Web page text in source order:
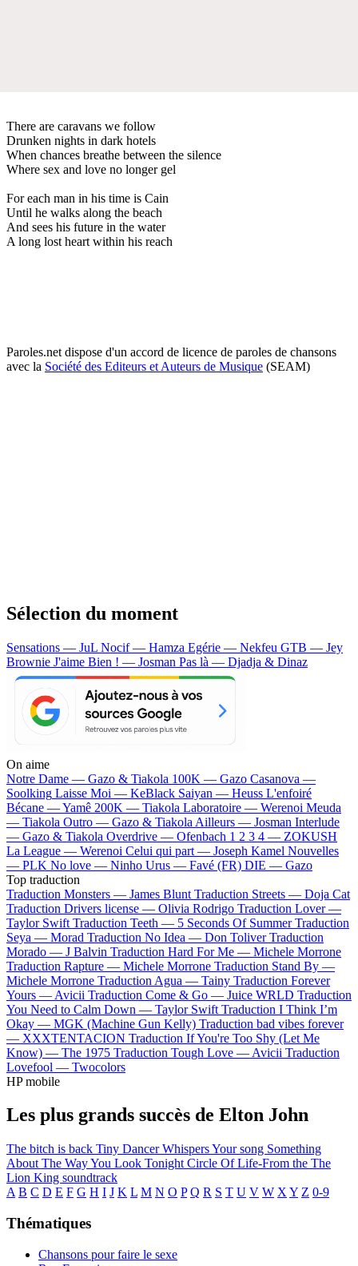
There are caravans we follow
Drunken nights in dark hotels
When chances breathe between the silence
Where sex and love no longer gel
For each man in his time is Cain
Until he walks along the beach
And sees his future in the water
A long lost heart within his reach
Paroles.net dispose d'un accord de licence de paroles de chansons
avec la Société des Editeurs et Auteurs de Musique (SEAM)
Sélection du moment
Sensations — JuL Nocif — Hamza Egérie — Nekfeu GTB — Jey
Brownie J'aime Bien ! — Josman Pas là — Djadja & Dinaz
On aime
Notre Dame — Gazo & Tiakola 100K — Gazo Casanova —
Soolking Laisse Moi — KeBlack Saiyan — Heuss L'enfoiré
Bécane —Yamê 200K — Tiakola Laboratoire — Werenoi Meuda
— Tiakola Outro — Gazo & Tiakola Ailleurs — Josman Interlude
— Gazo & Tiakola Overdrive — Ofenbach 1 2 3 4 — ZOKUSH
La League — Werenoi Celui qui part — Joseph Kamel Nouvelles
— PLK No love — Ninho Urus — Favé (FR) DIE — Gazo
Top traduction
Traduction Monsters — James Blunt Traduction Streets — Doja Cat
Traduction Drivers license — Olivia Rodrigo Traduction Lover —
Taylor Swift Traduction Teeth — 5 Seconds Of Summer Traduction
Seya — Morad Traduction No Idea — Don Toliver Traduction
Morado — J Balvin Traduction Hard For Me — Michele Morrone
Traduction Rapture — Michele Morrone Traduction Stand By —
Michele Morrone Traduction Agua — Tainy Traduction Forever
Yours — Avicii Traduction Come & Go — Juice WRLD Traduction
You Need to Calm Down — Taylor Swift Traduction I Think I’m
Okay — MGK (Machine Gun Kelly) Traduction bad vibes forever
— XXXTENTACION Traduction If You're Too Shy (Let Me
Know) — The 1975 Traduction Tough Love — Avicii Traduction
Lovefool — Twocolors
HP mobile
Les plus grands succès de Elton John
The bitch is back Tiny DancerWhispersYour song Something
About The Way You Look Tonight Circle Of Life-From the The
Lion King soundtrack
A B C D E F G H I J K L M N O P Q R S T U V W X Y Z 0-9
Thématiques
Chansons pour faire le sexe